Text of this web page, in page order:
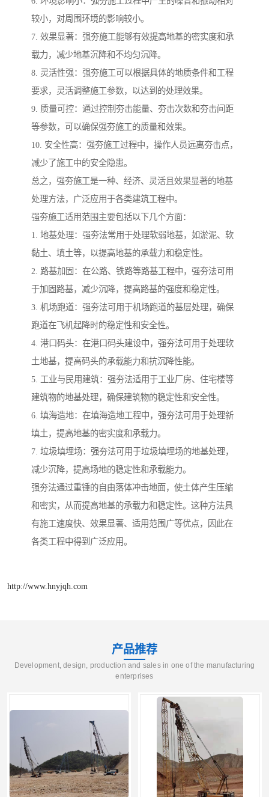
较小，对周围环境的影响较小。
7. 效果显著：强夯施工能够有效提高地基的密实度和承
载力，减少地基沉降和不均匀沉降。
8. 灵活性强：强夯施工可以根据具体的地质条件和工程
要求，灵活调整施工参数，以达到的处理效果。
9. 质量可控：通过控制夯击能量、夯击次数和夯击间距
等参数，可以确保强夯施工的质量和效果。
10. 安全性高：强夯施工过程中，操作人员远离夯击点，
减少了施工中的安全隐患。
总之，强夯施工是一种、经济、灵活且效果显著的地基
处理方法，广泛应用于各类建筑工程中。
强夯施工适用范围主要包括以下几个方面：
1. 地基处理：强夯法常用于处理软弱地基，如淤泥、软
黏土、填土等，以提高地基的承载力和稳定性。
2. 路基加固：在公路、铁路等路基工程中，强夯法可用
于加固路基，减少沉降，提高路基的强度和稳定性。
3. 机场跑道：强夯法可用于机场跑道的基层处理，确保
跑道在飞机起降时的稳定性和安全性。
4. 港口码头：在港口码头建设中，强夯法可用于处理软
土地基，提高码头的承载能力和抗沉降性能。
5. 工业与民用建筑：强夯法适用于工业厂房、住宅楼等
建筑物的地基处理，确保建筑物的稳定性和安全性。
6. 填海造地：在填海造地工程中，强夯法可用于处理新
填土，提高地基的密实度和承载力。
7. 垃圾填埋场：强夯法可用于垃圾填埋场的地基处理，
减少沉降，提高场地的稳定性和承载能力。
强夯法通过重锤的自由落体冲击地面，使土体产生压缩
和密实，从而提高地基的承载力和稳定性。这种方法具
有施工速度快、效果显著、适用范围广等优点，因此在
各类工程中得到广泛应用。
http://www.hnyjqh.com
产品推荐
Development, design, production and sales in one of the manufacturing
enterprises